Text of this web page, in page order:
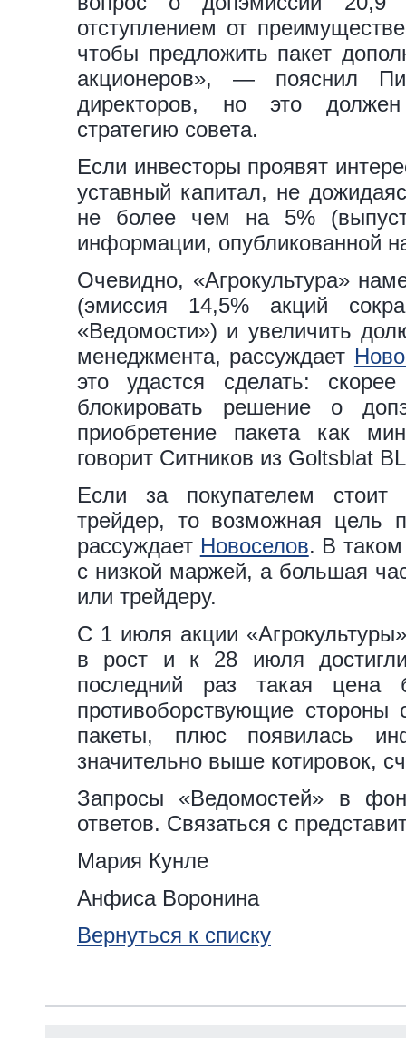
отступлением от
чтобы предложить пакет
акционеров», — пояснил
директоров, но это
стратегию совета.
Если инвесторы проявят
уставный капитал, не
не более чем на 5%
информации, опубликованной
Очевидно, «Агрокультура»
(эмиссия 14,5% акций
«Ведомости») и увеличить
менеджмента, рассуждает
это удастся сделать:
блокировать решение о
приобретение пакета как
говорит Ситников из Goltsblat
Если за покупателем стоит
трейдер, то возможная цель
рассуждает Новоселов. В таком
с низкой маржей, а большая
или трейдеру.
С 1 июля акции
в рост и к 28 июля
последний раз такая
противоборствующие стороны
пакеты, плюс появилась
значительно выше котировок,
Запросы «Ведомостей» в
ответов. Связаться с
Мария Кунле
Анфиса Воронина
Вернуться к списку